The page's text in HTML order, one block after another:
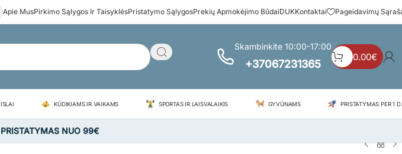
Apie MusPirkimo Sąlygos Ir TaisyklėsPristatymo SąlygosPrekių Apmokėjimo BūdaiDUKKontaktai Pageidavimų
Skambinkite 10:00-17:00
+37067231365
0.00€
KŪDIKIAMS IR VAIKAMS SPORTAS IR LAISVALAIKIS GYVŪNAMS PRISTATYMAS PER 1
NUO 99€